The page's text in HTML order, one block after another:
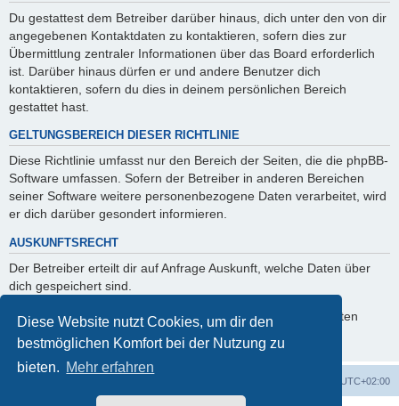
Diese Website nutzt Cookies, um dir den
bestmöglichen Komfort bei der Nutzung zu
bieten. Mehr erfahren
Du gestattest dem Betreiber darüber hinaus, dich unter den von dir
angegebenen Kontaktdaten zu kontaktieren, sofern dies zur
Übermittlung zentraler Informationen über das Board erforderlich
ist. Darüber hinaus dürfen er und andere Benutzer dich
kontaktieren, sofern du dies in deinem persönlichen Bereich
gestattet hast.
GELTUNGSBEREICH DIESER RICHTLINIE
Diese Richtlinie umfasst nur den Bereich der Seiten, die die phpBB-
Software umfassen. Sofern der Betreiber in anderen Bereichen
seiner Software weitere personenbezogene Daten verarbeitet, wird
er dich darüber gesondert informieren.
AUSKUNFTSRECHT
Der Betreiber erteilt dir auf Anfrage Auskunft, welche Daten über
dich gespeichert sind.
Du kannst jederzeit die Löschung bzw. Sperrung deiner Daten
verlangen. Kontaktiere hierzu bitte den Betreiber.
UTC+02:00